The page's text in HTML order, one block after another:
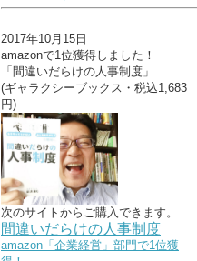
2017年10月15日
amazonで1位獲得しました！
「間違いだらけの人事制度」
(ギャラクシーブックス・税込1,683
円)
次のサイトからご購入できます。
間違いだらけの人事制度
amazon「企業経営」部門で1位獲